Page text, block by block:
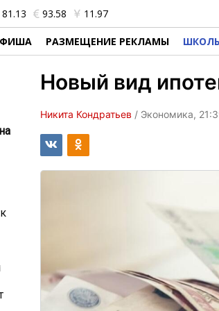
81.13 93.58 11.97
РАЗМЕЩЕНИЕ РЕКЛАМЫ
Новый вид
Никита Кондратьев / Экономика,